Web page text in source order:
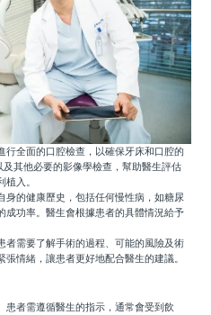
全面的口腔檢查，以確保牙床和口腔的
其他必要的影像學檢查，幫助醫生評估
植入。
的健康歷史，包括任何慢性病，如糖尿
成功率。醫生會根據患者的具體情況給予
需要了解手術的過程、可能的風險及術
情緒，讓患者更好地配合醫生的建議。
者需遵循醫生的指示，通常會受到飲